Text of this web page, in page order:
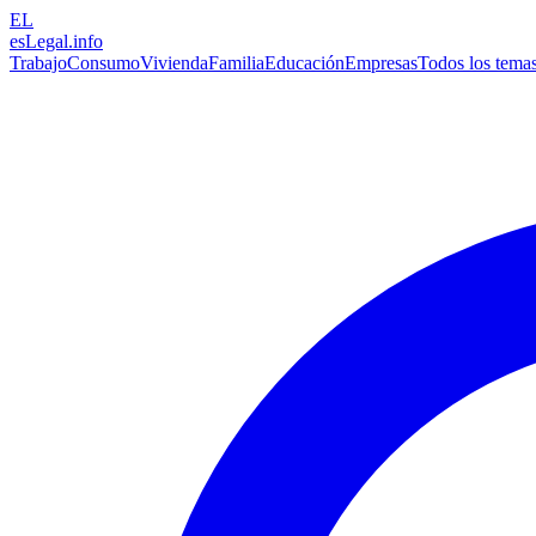
EL
esLegal.info
TrabajoConsumoViviendaFamiliaEducaciónEmpresasTodos los